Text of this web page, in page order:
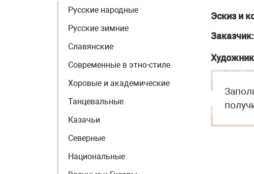
Русские народные
Русские зимние
Славянские
Современные в этно-стиле
Хоровые и академические
Танцевальные
Казачьи
Северные
Национальные
Эскиз и
Заказчик: